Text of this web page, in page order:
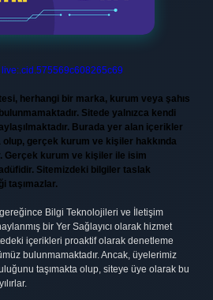
live:.cid.575569c608265c69
herhangi bir marka, kurum veya şahıs
Sitede yalnızca kendi
Burada yer alan içerikler
olup, gerçek kurum ve kişiler hakkında
Gerçek kurum ve kişiler ile isim
Sitemizdeki bilgiler taslak
taşımazlar.
Bilgi Teknolojileri ve İletişim
bir Yer Sağlayıcı olarak hizmet
içerikleri proaktif olarak denetleme
bulunmamaktadır. Ancak, üyelerimiz
taşımakta olup, siteye üye olarak bu